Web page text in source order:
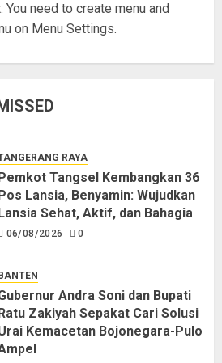
need to create menu and
on Menu Settings.
RAYA
Tangsel Kembangkan 36
Lansia, Benyamin: Wujudkan
Sehat, Aktif, dan Bahagia
06/08/2026 0
BANTEN
Andra Soni dan Bupati
Ratu Zakiyah Sepakat Cari Solusi
Kemacetan Bojonegara-Pulo